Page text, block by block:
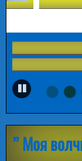
” Моя